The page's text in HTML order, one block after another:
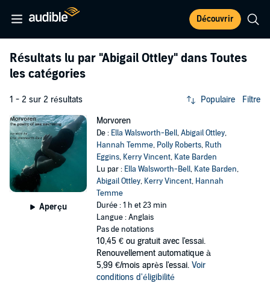
Découvrir
Résultats lu par "Abigail Ottley" dans Toutes
les catégories
1 - 2 sur 2 résultats Populaire Filtre
Aperçu
Morvoren
De : Ella Walsworth-Bell,Abigail Ottley,
Hannah Temme, Polly Roberts, Ruth
Eggins, Kerry Vincent, Kate Barden
Lu par : Ella Walsworth-Bell, Kate Barden,
Abigail Ottley, Kerry Vincent, Hannah
Temme
Durée : 1 h et 23 min
Langue : Anglais
Pas de notations
10,45 € ou gratuit avec l'essai.
Renouvellement automatique à
5,99 €/mois après l'essai. Voir
conditions d'éligibilité